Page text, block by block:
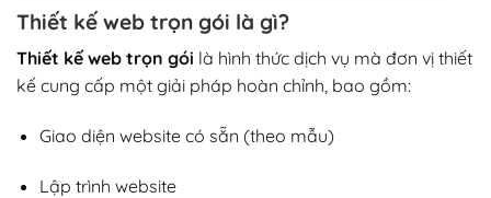
Thiết kế web trọn gói là gì?
Thiết kế web trọn gói là hình thức dịch vụ mà đơn vị thiết
kế cung cấp một giải pháp hoàn chỉnh, bao gồm:
Giao diện website có sẵn (theo mẫu)
Lập trình website